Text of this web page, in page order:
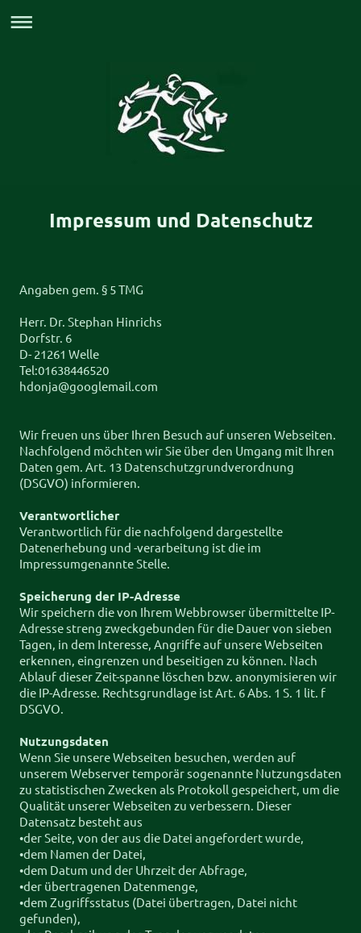
Impressum und Datenschutz
Angaben gem. § 5 TMG
Herr. Dr. Stephan Hinrichs
Dorfstr. 6
D- 21261 Welle
Tel:01638446520
hdonja@googlemail.com
Wir freuen uns über Ihren Besuch auf unseren Webseiten.
Nachfolgend möchten wir Sie über den Umgang mit Ihren
Daten gem. Art. 13 Datenschutzgrundverordnung
(DSGVO) informieren.
Verantwortlicher
Verantwortlich für die nachfolgend dargestellte
Datenerhebung und -verarbeitung ist die im
Impressumgenannte Stelle.
Speicherung der IP-Adresse
Wir speichern die von Ihrem Webbrowser übermittelte IP-
Adresse streng zweckgebunden für die Dauer von sieben
Tagen, in dem Interesse, Angriffe auf unsere Webseiten
erkennen, eingrenzen und beseitigen zu können. Nach
Ablauf dieser Zeit-spanne löschen bzw. anonymisieren wir
die IP-Adresse. Rechtsgrundlage ist Art. 6 Abs. 1 S. 1 lit. f
DSGVO.
Nutzungsdaten
Wenn Sie unsere Webseiten besuchen, werden auf
unserem Webserver temporär sogenannte Nutzungsdaten
zu statistischen Zwecken als Protokoll gespeichert, um die
Qualität unserer Webseiten zu verbessern. Dieser
Datensatz besteht aus
•​der Seite, von der aus die Datei angefordert wurde,
•​dem Namen der Datei,
•​dem Datum und der Uhrzeit der Abfrage,
•​der übertragenen Datenmenge,
•​dem Zugriffsstatus (Datei übertragen, Datei nicht
gefunden),